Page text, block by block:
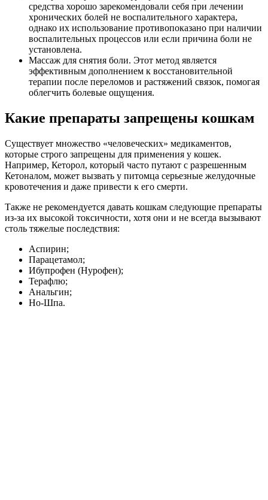
средства хорошо зарекомендовали себя при лечении
хронических болей не воспалительного характера,
однако их использование противопоказано при наличии
воспалительных процессов или если причина боли не
установлена.
Массаж для снятия боли. Этот метод является
эффективным дополнением к восстановительной
терапии после переломов и растяжений связок, помогая
облегчить болевые ощущения.
Какие препараты запрещены кошкам
Существует множество «человеческих» медикаментов,
которые строго запрещены для применения у кошек.
Например, Кеторол, который часто путают с разрешенным
Кетоналом, может вызвать у питомца серьезные желудочные
кровотечения и даже привести к его смерти.
Также не рекомендуется давать кошкам следующие препараты
из-за их высокой токсичности, хотя они и не всегда вызывают
столь тяжелые последствия:
Аспирин;
Парацетамол;
Ибупрофен (Нурофен);
Терафлю;
Анальгин;
Но-Шпа.